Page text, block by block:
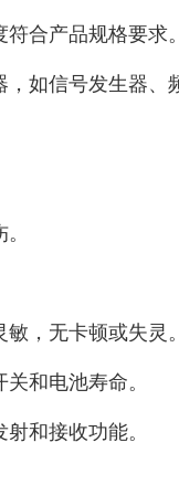
合产品规格要求。
如信号发生器、
，无卡顿或失灵。
和电池寿命。
和接收功能。